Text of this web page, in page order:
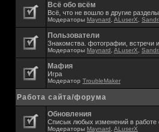
Всё обо всём
Всё, что не вошло в другие разделы
Модераторы Maynard ALuserX
Пользователи
Знакомства. фотографии, встречи
Модераторы Maynard ALuserX
Мафия
Игра
Модератор TroubleMaker
Работа сайта/форума
Обновления
Списык любых изменений в
Модераторы Maynard ALuserX